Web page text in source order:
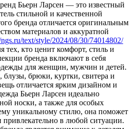
Бьерн Ларсен — это известный
стильной и качественной
бренда отличается оригинальным
материалов и аккуратной
text/style/2024/08/30/74014802/
тех, кто ценит комфорт, стиль и
бренда включают в себя
для женщин, мужчин и детей.
блузы, брюки, куртки, свитера и
отличается ярким дизайном и
Бьерн Ларсен идеально
носки, а также для особых
уникальному стилю, она поможет
привлекательно в любой ситуации.